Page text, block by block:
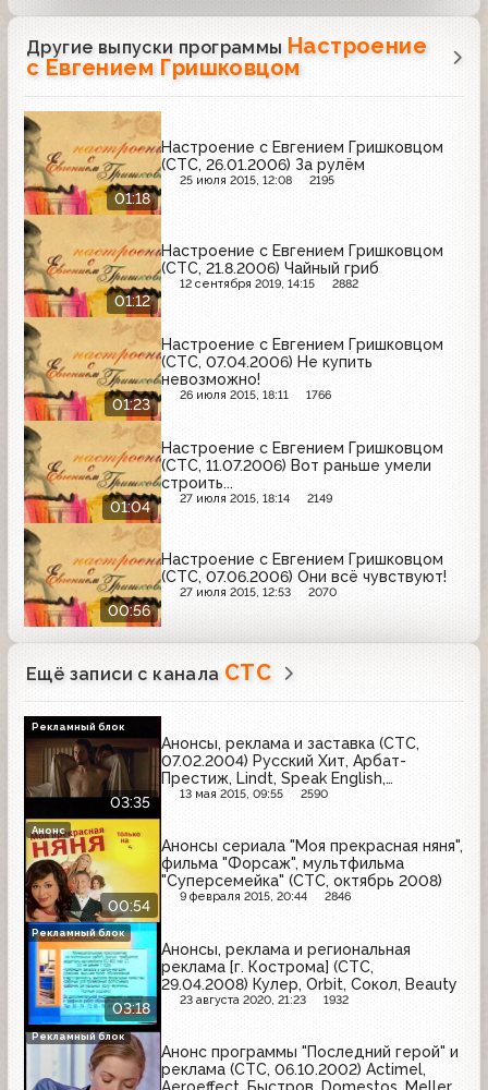
Другие выпуски программы Настроение
с Евгением Гришковцом
01:18
Настроение с Евгением Гришковцом
(СТС, 26.01.2006) За рулём
25 июля 2015, 12:08 2195
01:12
Настроение с Евгением Гришковцом
(СТС, 21.8.2006) Чайный гриб
12 сентября 2019, 14:15 2882
01:23
Настроение с Евгением Гришковцом
(СТС, 07.04.2006) Не купить
невозможно!
26 июля 2015, 18:11 1766
01:04
Настроение с Евгением Гришковцом
(СТС, 11.07.2006) Вот раньше умели
строить...
27 июля 2015, 18:14 2149
00:56
Настроение с Евгением Гришковцом
(СТС, 07.06.2006) Они всё чувствуют!
27 июля 2015, 12:53 2070
Ещё записи с канала СТС
03:35
Анонсы, реклама и заставка (СТС,
07.02.2004) Русский Хит, Арбат-
Престиж, Lindt, Speak English,
Greenfield, Megadance Энергия FM,
13 мая 2015, 09:55 2590
Рекламный блок
00:54
Анонсы сериала "Моя прекрасная няня",
фильма "Форсаж", мультфильма
"Суперсемейка" (СТС, октябрь 2008)
9 февраля 2015, 20:44 2846
Анонс
03:18
Анонсы, реклама и региональная
реклама [г. Кострома] (СТС,
29.04.2008) Кулер, Orbit, Сокол, Beauty
23 августа 2020, 21:23 1932
Рекламный блок
Анонс программы "Последний герой" и
реклама (СТС, 06.10.2002) Actimel,
Рекламный блок